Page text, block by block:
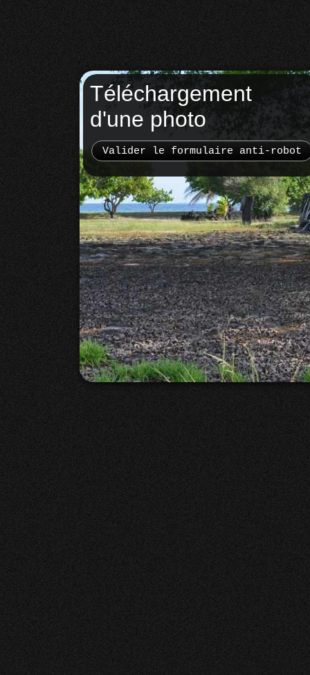
Téléchargement
d'une photo